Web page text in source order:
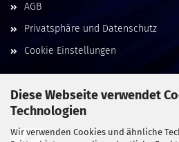
Diese Webseite verwendet
Technologien
Wir verwenden Cookies und ähnliche
AGB
Privatsphäre und Datenschutz
Cookie Einstellungen
Social Media